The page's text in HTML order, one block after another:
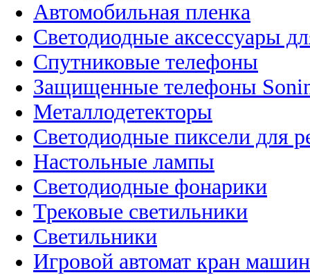
Автомобильная пленка
Светодиодные аксессуары
Спутниковые телефоны
Защищенные телефоны
Металлодетекторы
Светодиодные пиксели для
Настольные лампы
Светодиодные фонарики
Трековые светильники
Светильники
Игровой автомат кран